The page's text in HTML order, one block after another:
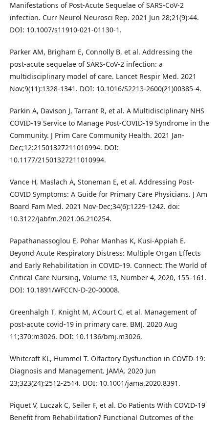
Manifestations of Post-Acute Sequelae of SARS-CoV-2
infection. Curr Neurol Neurosci Rep. 2021 Jun 28;21(9):44.
DOI: 10.1007/s11910-021-01130-1.
Parker AM, Brigham E, Connolly B, et al. Addressing the
post-acute sequelae of SARS-CoV-2 infection: a
multidisciplinary model of care. Lancet Respir Med. 2021
Nov;9(11):1328-1341. DOI: 10.1016/S2213-2600(21)00385-4.
Parkin A, Davison J, Tarrant R, et al. A Multidisciplinary NHS
COVID-19 Service to Manage Post-COVID-19 Syndrome in the
Community. J Prim Care Community Health. 2021 Jan-
Dec;12:21501327211010994. DOI:
10.1177/21501327211010994.
Vance H, Maslach A, Stoneman E, et al. Addressing Post-
COVID Symptoms: A Guide for Primary Care Physicians. J Am
Board Fam Med. 2021 Nov-Dec;34(6):1229-1242. doi:
10.3122/jabfm.2021.06.210254.
Papathanassoglou E, Pohar Manhas K, Kusi-Appiah E.
Beyond Acute Respiratory Distress: Multiple Organ Effects
and Early Rehabilitation in COVID-19. Connect: The World of
Critical Care Nursing, Volume 13, Number 4, 2020, 155–161.
DOI: 10.1891/WFCCN-D-20-00008.
Greenhalgh T, Knight M, A'Court C, et al. Management of
post-acute covid-19 in primary care. BMJ. 2020 Aug
11;370:m3026. DOI: 10.1136/bmj.m3026.
Whitcroft KL, Hummel T. Olfactory Dysfunction in COVID-19:
Diagnosis and Management. JAMA. 2020 Jun
23;323(24):2512-2514. DOI: 10.1001/jama.2020.8391.
Piquet V, Luczak C, Seiler F, et al. Do Patients With COVID-19
Benefit from Rehabilitation? Functional Outcomes of the